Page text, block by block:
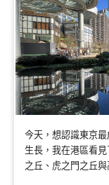
今天，想認識東京
生長，我在港區看
之丘、虎之門之丘